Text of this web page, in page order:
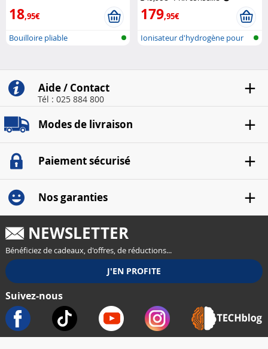
18,95€
Bouilloire pliable
179,95€
Ionisateur d'hydrogène pour
Aide / Contact
Tél : 025 884 800
Modes de livraison
Paiement sécurisé
Nos garanties
NEWSLETTER
Bénéficiez de cadeaux, d'offres, de réductions...
Suivez-nous